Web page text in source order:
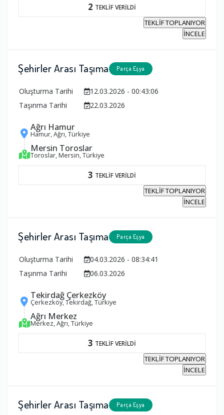
2 TEKLİF VERİLDİ
TEKLİF TOPLANIYOR
İNCELE
Şehirler Arası Taşıma Parça Eşya
Oluşturma Tarihi
12.03.2026 - 00:43:06
Taşınma Tarihi
22.03.2026
Ağrı Hamur
Hamur, Ağrı, Türkiye
Mersin Toroslar
Toroslar, Mersin, Türkiye
3 TEKLİF VERİLDİ
TEKLİF TOPLANIYOR
İNCELE
Şehirler Arası Taşıma Parça Eşya
Oluşturma Tarihi
04.03.2026 - 08:34:41
Taşınma Tarihi
06.03.2026
Tekirdağ Çerkezköy
Çerkezköy, Tekirdağ, Türkiye
Ağrı Merkez
Merkez, Ağrı, Türkiye
3 TEKLİF VERİLDİ
TEKLİF TOPLANIYOR
İNCELE
Şehirler Arası Taşıma Parça Eşya